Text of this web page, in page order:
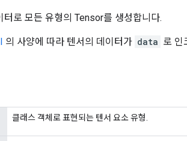
터로 모든 유형의 Tensor를 생성합니다.
의 사양에 따라 텐서의 데이터가 data 로 인
클래스 객체로 표현되는 텐서 요소 유형.